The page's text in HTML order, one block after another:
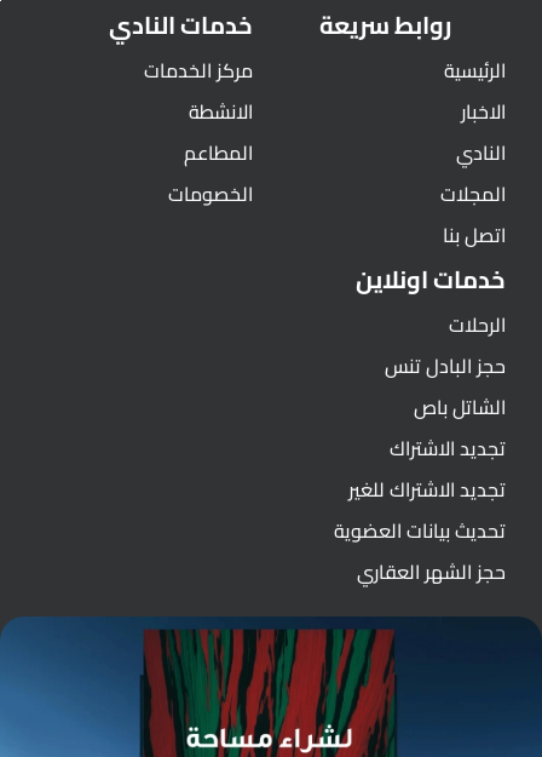
روابط سريعة
الرئيسية
الاخبار
النادي
المجلات
اتصل بنا
خدمات النادي
مركز الخدمات
الانشطة
المطاعم
الخصومات
خدمات اونلاين
الرحلات
حجز البادل تنس
الشاتل باص
تجديد الاشتراك
تجديد الاشتراك للغير
تحديث بيانات العضوية
حجز الشهر العقاري